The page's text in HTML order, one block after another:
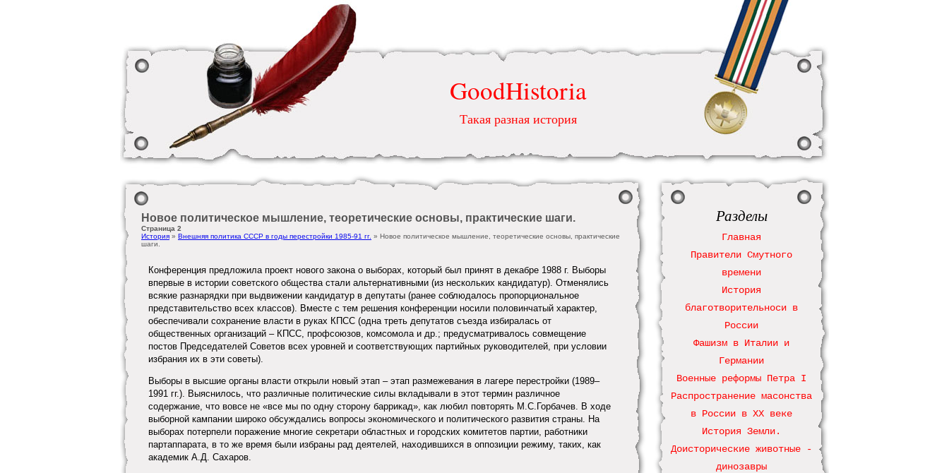
GoodHistoria
Такая разная история
Новое политическое мышление, теоретические основы, практические шаги.
Страница 2
История » Внешняя политика СССР в годы перестройки 1985-91 гг. » Новое политическое мышление, теоретические основы, практические
шаги.
Конференция предложила проект нового закона о выборах, который был принят в декабре 1988 г. Выборы
впервые в истории советского общества стали альтернативными (из нескольких кандидатур). Отменялись
всякие разнарядки при выдвижении кандидатур в депутаты (ранее соблюдалось пропорциональное
представительство всех классов). Вместе с тем решения конференции носили половинчатый характер,
обеспечивали сохранение власти в руках КПСС (одна треть депутатов съезда избиралась от
общественных организаций – КПСС, профсоюзов, комсомола и др.; предусматривалось совмещение
постов Председателей Советов всех уровней и соответствующих партийных руководителей, при условии
избрания их в эти советы).
Выборы в высшие органы власти открыли новый этап – этап размежевания в лагере перестройки (1989–
1991 гг.). Выяснилось, что различные политические силы вкладывали в этот термин различное
содержание, что вовсе не «все мы по одну сторону баррикад», как любил повторять М.С.Горбачев. В ходе
выборной кампании широко обсуждались вопросы экономического и политического развития страны. На
выборах потерпели поражение многие секретари областных и городских комитетов партии, работники
партаппарата, в то же время были избраны рад деятелей, находившихся в оппозиции режиму, таких, как
академик А.Д. Сахаров.
Разделы
Главная
Правители Смутного
времени
История
благотворительноси в
России
Фашизм в Италии и
Германии
Военные реформы Петра І
Распространение масонства
в России в ХХ веке
История Земли.
Доисторические животные -
динозавры